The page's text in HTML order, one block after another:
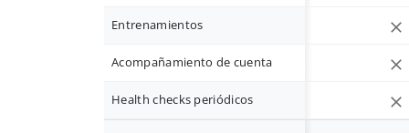
Entrenamientos
Acompañamiento de cuenta
Health checks periódicos